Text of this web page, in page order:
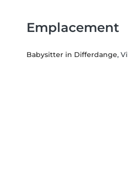
Emplacement
Babysitter in Differdange,